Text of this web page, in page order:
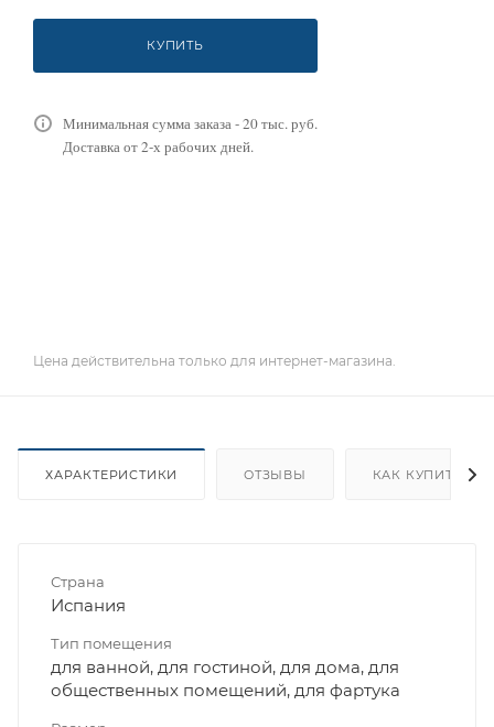
КУПИТЬ
Минимальная сумма заказа - 20 тыс. руб.
Доставка от 2-х рабочих дней.
Цена действительна только для интернет-магазина.
ХАРАКТЕРИСТИКИ ОТЗЫВЫ КАК КУПИТЬ
Страна
Испания
Тип помещения
для ванной, для гостиной, для дома, для
общественных помещений, для фартука